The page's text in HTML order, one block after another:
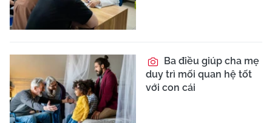
Ba điều giúp cha mẹ
duy trì mối quan hệ tốt
với con cái